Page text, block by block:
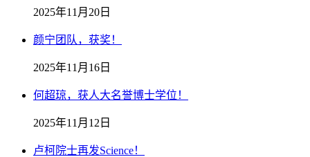
2025年11月20日
颜宁团队，获奖！
2025年11月16日
何超琼，获人大名誉博士学位！
2025年11月12日
卢柯院士再发Science！